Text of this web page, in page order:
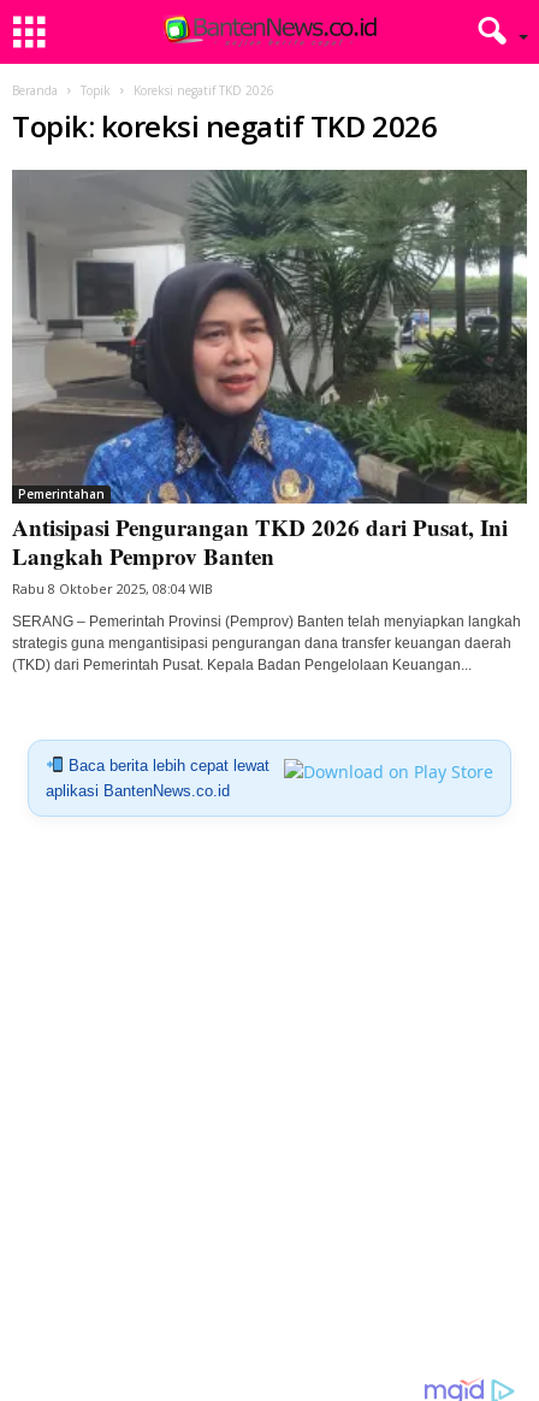
Beranda Topik Koreksi negatif TKD 2026
Topik: koreksi negatif TKD 2026
Pemerintahan
Antisipasi Pengurangan TKD 2026 dari Pusat, Ini
Langkah Pemprov Banten
Rabu 8 Oktober 2025, 08:04 WIB
SERANG – Pemerintah Provinsi (Pemprov) Banten telah menyiapkan langkah
strategis guna mengantisipasi pengurangan dana transfer keuangan daerah
(TKD) dari Pemerintah Pusat. Kepala Badan Pengelolaan Keuangan...
Baca berita lebih cepat lewat
aplikasi BantenNews.co.id